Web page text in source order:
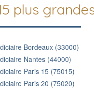
plus
Bordeaux (33000)
Nantes (44000)
Paris 15 (75015)
Paris 20 (75020)